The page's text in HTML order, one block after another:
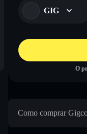
GIG
O
Como comprar